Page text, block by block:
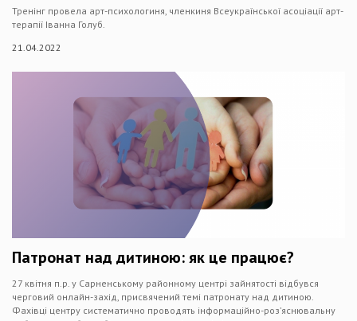
Тренінг провела арт-психологиня, членкиня Всеукраїнської асоціації арт-
терапії Іванна Голуб.
21.04.2022
Патронат над дитиною: як це працює?
27 квітня п.р. у Сарненському районному центрі зайнятості відбувся
черговий онлайн-захід, присвячений темі патронату над дитиною.
Фахівці центру систематично проводять інформаційно-роз’яснювальну